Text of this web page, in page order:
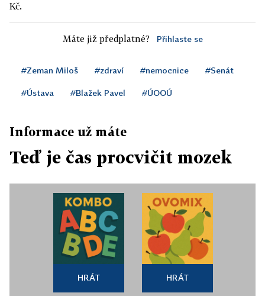
Kč.
Máte již předplatné? Přihlaste se
#Zeman Miloš #zdraví #nemocnice #Senát
#Ústava #Blažek Pavel #ÚOOÚ
Informace už máte
Teď je čas procvičit mozek
HRÁT HRÁT